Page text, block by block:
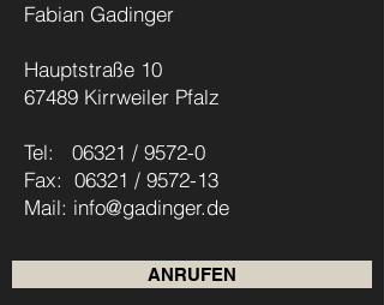
Fabian Gadinger
Hauptstraße 10
67489 Kirrweiler Pfalz
Tel: 06321 / 9572-0
Fax: 06321 / 9572-13
Mail: info@gadinger.de
ANRUFEN